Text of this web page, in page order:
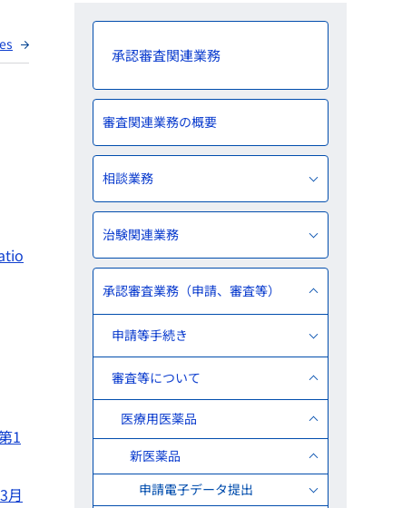
1
月
承認審査関連業務
審査関連業務の概要
相談業務
治験関連業務
承認審査業務（申請、審査等）
申請等手続き
審査等について
医療用医薬品
新医薬品
申請電子データ提出